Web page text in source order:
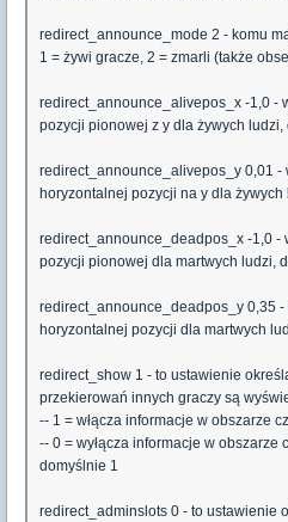
redirect_announce_mode 2 - komu
1 = żywi gracze, 2 = zmarli (także
redirect_announce_alivepos_x -1,0 -
pozycji pionowej z y dla żywych ludzi,
redirect_announce_alivepos_y 0,01 -
horyzontalnej pozycji na y dla
redirect_announce_deadpos_x -1,0 -
pozycji pionowej dla martwych ludzi,
redirect_announce_deadpos_y 0,35
horyzontalnej pozycji dla martwych
redirect_show 1 - to ustawienie
przekierowań innych graczy są
-- 1 = włącza informacje w obszarze
-- 0 = wyłącza informacje w obszarze
domyślnie 1
redirect_adminslots 0 - to ustawienie